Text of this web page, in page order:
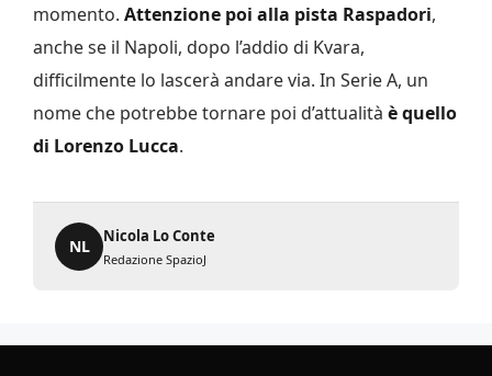
momento. Attenzione poi alla pista Raspadori,
anche se il Napoli, dopo l’addio di Kvara,
difficilmente lo lascerà andare via. In Serie A, un
nome che potrebbe tornare poi d’attualità è quello
di Lorenzo Lucca.
NL
Nicola Lo Conte
Redazione SpazioJ